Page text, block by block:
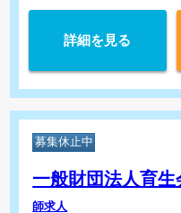
詳細を見る
募集休止中
一般財団法人育
師求人